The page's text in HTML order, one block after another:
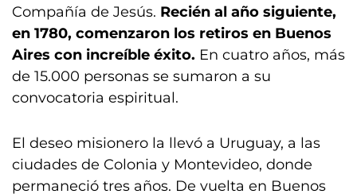
Compañía de Jesús. Recién al año siguiente,
en 1780, comenzaron los retiros en Buenos
Aires con increíble éxito. En cuatro años, más
de 15.000 personas se sumaron a su
convocatoria espiritual.
El deseo misionero la llevó a Uruguay, a las
ciudades de Colonia y Montevideo, donde
permaneció tres años. De vuelta en Buenos